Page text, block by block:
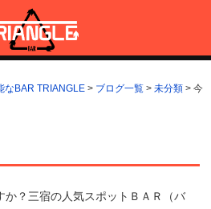
能なBAR TRIANGLE
BBQも可能なBAR TRIANGLE(バー・
なBAR TRIANGLE > ブログ一覧 > 未分類 > 今
か？三宿の人気スポットＢＡＲ（バ